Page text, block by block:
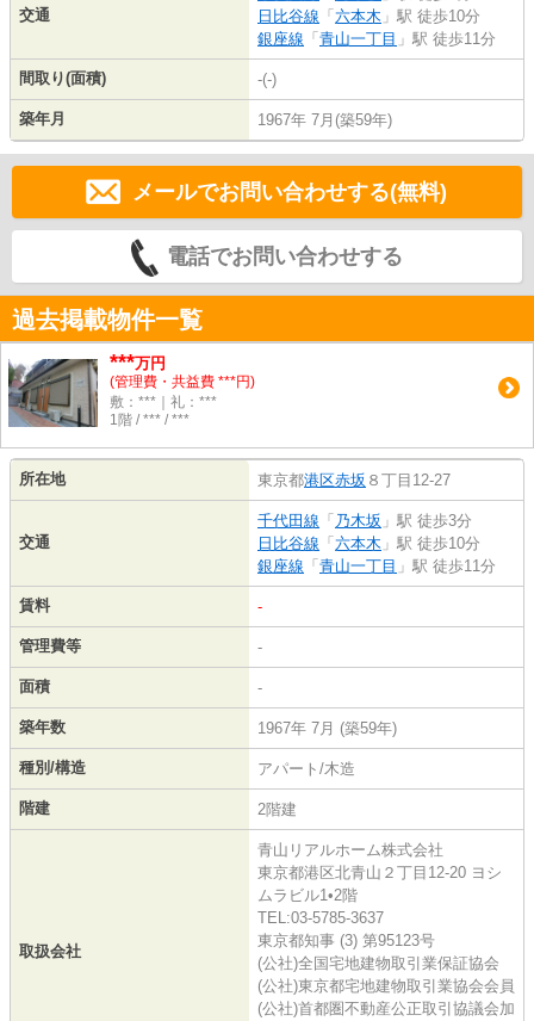
交通
日比谷線 「 六本木 」駅 徒歩10分
銀座線 「 青山一丁目 」駅 徒歩11分
間取り(面積) -(-)
築年月 1967年 7月(築59年)
メールでお問い合わせする(無料)
電話でお問い合わせする
過去掲載物件一覧
***万円
(管理費・共益費 ***円)
敷：***｜礼：***
1階 / *** / ***
所在地 東京都港区赤坂 ８丁目12-27
交通
千代田線 「 乃木坂 」駅 徒歩3分
日比谷線 「 六本木 」駅 徒歩10分
銀座線 「 青山一丁目 」駅 徒歩11分
賃料 -
管理費等 -
面積 -
築年数 1967年 7月 (築59年)
種別/構造 アパート/木造
階建 2階建
取扱会社
青山リアルホーム株式会社
東京都港区北青山２丁目12-20 ヨシ
ムラビル1•2階
TEL:03-5785-3637
東京都知事 (3) 第95123号
(公社)全国宅地建物取引業保証協会
(公社)東京都宅地建物取引業協会会員
(公社)首都圏不動産公正取引協議会加